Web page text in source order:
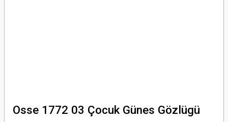
Osse 1772 03 Çocuk Günes Gözlügü